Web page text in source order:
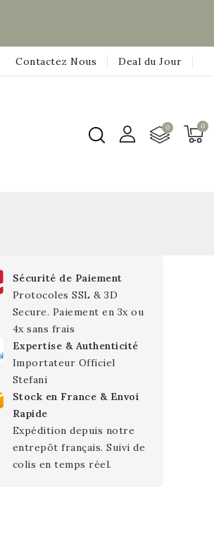
Contactez Nous Deal du Jour
Sécurité de Paiement
Protocoles SSL & 3D
Secure. Paiement en 3x ou
4x sans frais
Expertise & Authenticité
Importateur Officiel
Stefani
Stock en France & Envoi
Rapide
Expédition depuis notre
entrepôt français. Suivi de
colis en temps réel.